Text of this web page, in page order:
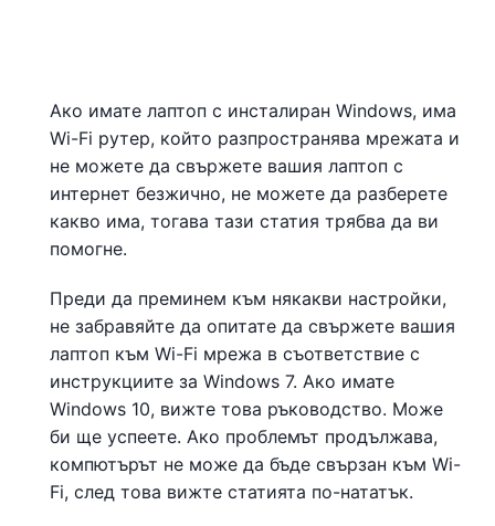
Ако имате лаптоп с инсталиран Windows, има
Wi-Fi рутер, който разпространява мрежата и
не можете да свържете вашия лаптоп с
интернет безжично, не можете да разберете
какво има, тогава тази статия трябва да ви
помогне.
Преди да преминем към някакви настройки,
не забравяйте да опитате да свържете вашия
лаптоп към Wi-Fi мрежа в съответствие с
инструкциите за Windows 7. Ако имате
Windows 10, вижте това ръководство. Може
би ще успеете. Ако проблемът продължава,
компютърът не може да бъде свързан към Wi-
Fi, след това вижте статията по-нататък.